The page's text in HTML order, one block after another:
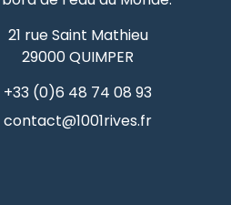
21 rue Saint Mathieu
29000QUIMPER
+33 (0)6 48 74 08 93
contact@1001rives.fr